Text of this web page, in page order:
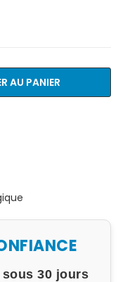
AU PANIER
30 jours